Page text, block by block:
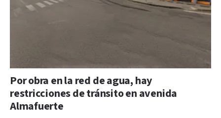
Por obra en la red de agua, hay
restricciones de tránsito en avenida
Almafuerte